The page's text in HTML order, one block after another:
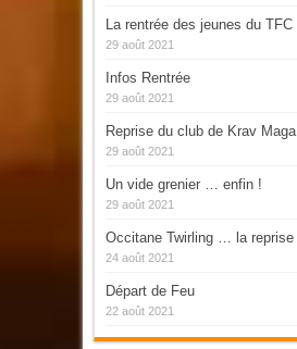
La rentrée des jeunes du TFC
29 août 2021
Infos Rentrée
29 août 2021
Reprise du club de Krav Maga
29 août 2021
Un vide grenier … enfin !
29 août 2021
Occitane Twirling … la reprise
24 août 2021
Départ de Feu
22 août 2021